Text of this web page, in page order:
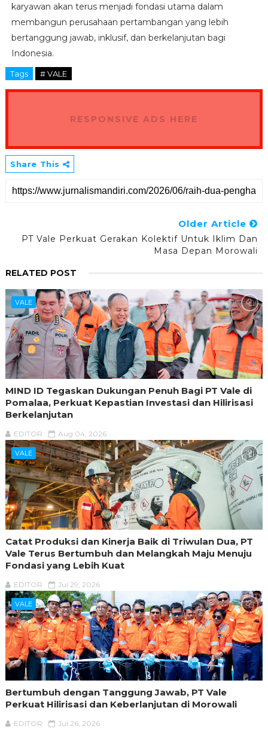
karyawan akan terus menjadi fondasi utama dalam
membangun perusahaan pertambangan yang lebih
bertanggung jawab, inklusif, dan berkelanjutan bagi
Indonesia.
Tags # VALE
RESPONSIVE ADS HERE
Share This
Older Article
PT Vale Perkuat Gerakan Kolektif Untuk Iklim Dan
Masa Depan Morowali
RELATED POST
VALE
MIND ID Tegaskan Dukungan Penuh Bagi PT Vale di
Pomalaa, Perkuat Kepastian Investasi dan Hilirisasi
Berkelanjutan
EDITOR Aug 04, 2026
VALE
Catat Produksi dan Kinerja Baik di Triwulan Dua, PT
Vale Terus Bertumbuh dan Melangkah Maju Menuju
Fondasi yang Lebih Kuat
EDITOR Jul 29, 2026
VALE
Bertumbuh dengan Tanggung Jawab, PT Vale
Perkuat Hilirisasi dan Keberlanjutan di Morowali
EDITOR Jul 26, 2026